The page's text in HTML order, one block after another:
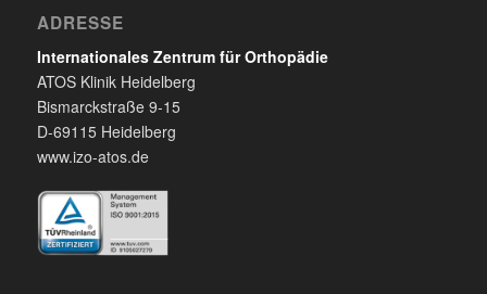
ADRESSE
Internationales Zentrum für Orthopädie
ATOS Klinik Heidelberg
Bismarckstraße 9-15
D-69115 Heidelberg
www.izo-atos.de